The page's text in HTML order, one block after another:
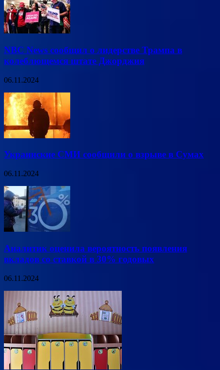
NBC News сообщил о лидерстве Трампа в
колеблющемся штате Джорджия
06.11.2024
Украинские СМИ сообщили о взрыве в Сумах
06.11.2024
Аналитик оценила вероятность появления
вкладов со ставкой в 30% годовых
06.11.2024